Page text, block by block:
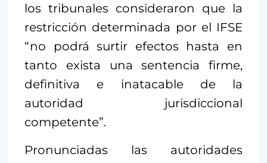
los tribunales consideraron que la
restricción determinada por el IFSE
“no podrá surtir efectos hasta en
tanto exista una sentencia firme,
definitiva e inatacable de la
autoridad jurisdiccional
competente”.
Pronunciadas las autoridades